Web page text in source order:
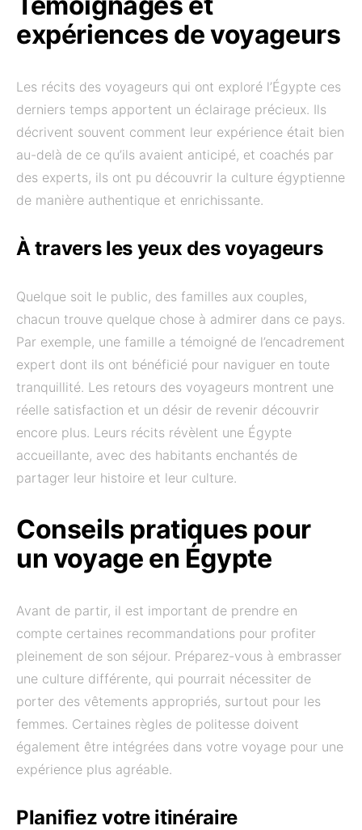
expériences de voyageurs
Les récits des voyageurs qui ont exploré l’Égypte ces
derniers temps apportent un éclairage précieux. Ils
décrivent souvent comment leur expérience était bien
au-delà de ce qu’ils avaient anticipé, et coachés par
des experts, ils ont pu découvrir la culture égyptienne
de manière authentique et enrichissante.
À travers les yeux des voyageurs
Quelque soit le public, des familles aux couples,
chacun trouve quelque chose à admirer dans ce pays.
Par exemple, une famille a témoigné de l’encadrement
expert dont ils ont bénéficié pour naviguer en toute
tranquillité. Les retours des voyageurs montrent une
réelle satisfaction et un désir de revenir découvrir
encore plus. Leurs récits révèlent une Égypte
accueillante, avec des habitants enchantés de
partager leur histoire et leur culture.
Conseils pratiques pour
un voyage en Égypte
Avant de partir, il est important de prendre en
compte certaines recommandations pour profiter
pleinement de son séjour. Préparez-vous à embrasser
une culture différente, qui pourrait nécessiter de
porter des vêtements appropriés, surtout pour les
femmes. Certaines règles de politesse doivent
également être intégrées dans votre voyage pour une
expérience plus agréable.
Planifiez votre itinéraire